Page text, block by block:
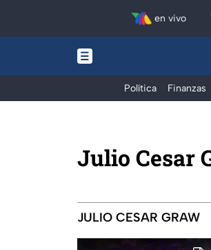
en vivo
Política Finanzas
Julio Cesar
JULIO CESAR GRAW